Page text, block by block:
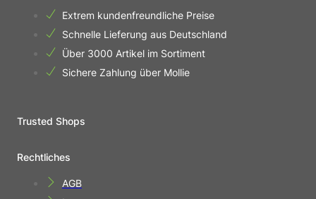
Extrem kundenfreundliche Preise
Schnelle Lieferung aus Deutschland
Über 3000 Artikel im Sortiment
Sichere Zahlung über Mollie
Trusted Shops
Rechtliches
AGB